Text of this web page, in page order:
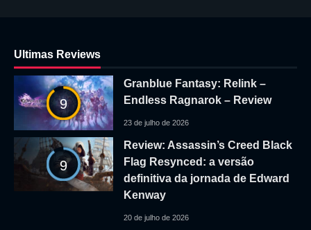
Ultimas Reviews
9
Granblue Fantasy: Relink –
Endless Ragnarok – Review
23 de julho de 2026
9
Review: Assassin’s Creed Black
Flag Resynced: a versão
definitiva da jornada de Edward
Kenway
20 de julho de 2026